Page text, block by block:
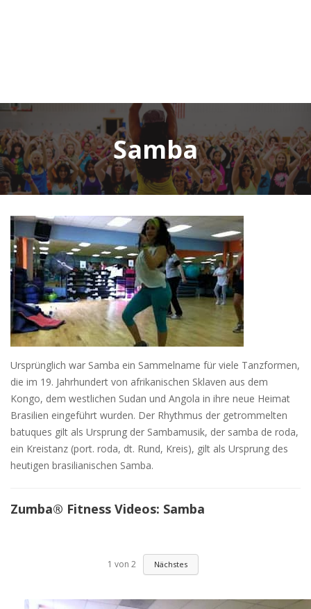
Samba
Ursprünglich war Samba ein Sammelname für viele Tanzformen,
die im 19. Jahrhundert von afrikanischen Sklaven aus dem
Kongo, dem westlichen Sudan und Angola in ihre neue Heimat
Brasilien eingeführt wurden. Der Rhythmus der getrommelten
batuques gilt als Ursprung der Sambamusik, der samba de roda,
ein Kreistanz (port. roda, dt. Rund, Kreis), gilt als Ursprung des
heutigen brasilianischen Samba.
Zumba® Fitness Videos: Samba
1 von 2 Nächstes